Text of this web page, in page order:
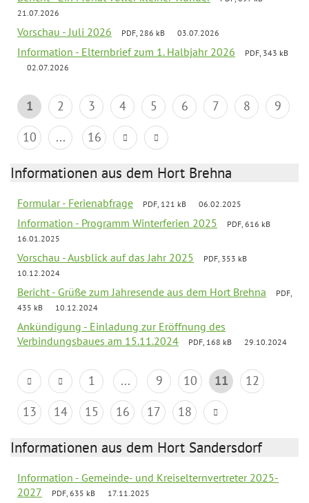
21.07.2026
Vorschau - Juli 2026 PDF, 286 kB 03.07.2026
Information - Elternbrief zum 1. Halbjahr 2026
PDF, 343 kB
02.07.2026
1 2 3 4 5 6 7 8
9
10
... 16
Informationen aus dem Hort Brehna
Formular - Ferienabfrage PDF, 121 kB 06.02.2025
Information - Programm Winterferien 2025
PDF, 616 kB
16.01.2025
Vorschau - Ausblick auf das Jahr 2025
PDF, 353 kB
10.12.2024
Bericht - Grüße zum Jahresende aus dem Hort Brehna
PDF,
435 kB
10.12.2024
Ankündigung - Einladung zur Eröffnung des
Verbindungsbaues am 15.11.2024
PDF, 168 kB 29.10.2024
1 ... 9 10 11
12
13
14 15 16 17 18
Informationen aus dem Hort Sandersdorf
Information - Gemeinde- und Kreiselternvertreter 2025-
2027
PDF, 635 kB 17.11.2025